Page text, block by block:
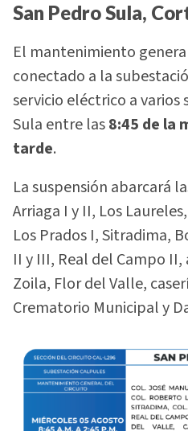
San Pedro Sula,
El mantenimiento
conectado a la
servicio eléctrico a varios
Sula entre las8:45 de la
tarde.
La suspensión abarcará
Arriaga I y II, Los
Los Prados I, Sitradima,
II y III, Real del Campo
Zoila, Flor del Valle,
Crematorio Municipal y